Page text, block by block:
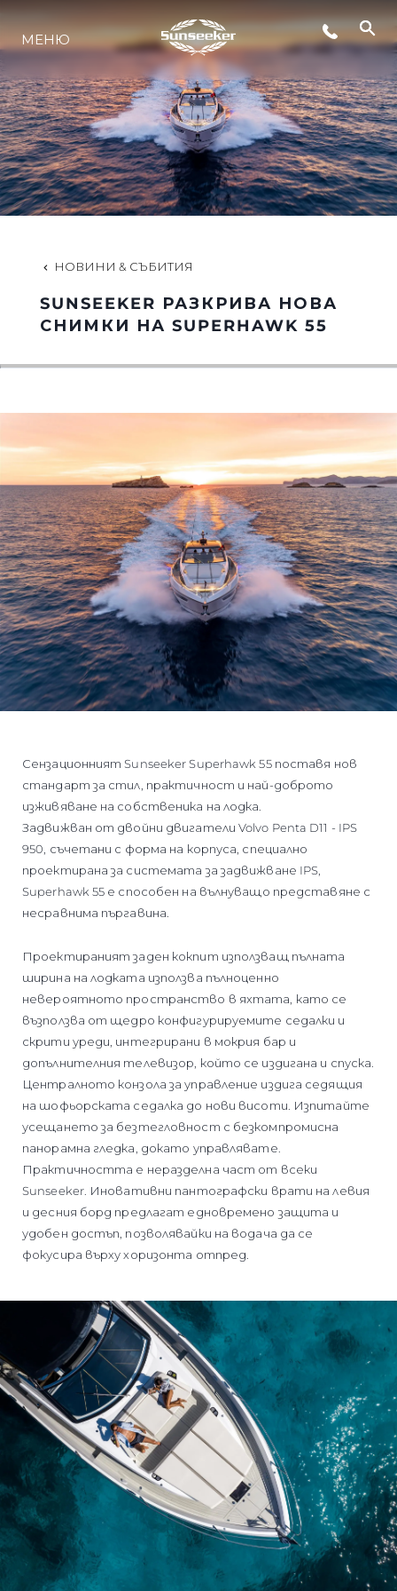
ЛАЙФСТАЙЛ
ИНОВАЦИЯ
КОМПАНИЯТА
ЕКИПЪТ
НАСЛЕДСТВО
МЕНЮ
НОВИНИ & СЪБИТИЯ
SUNSEEKER РАЗКРИВА НОВА
СНИМКИ НА SUPERHAWK 55
Сензационният Sunseeker Superhawk 55 поставя нов
стандарт за стил, практичност и най-доброто
изживяване на собственика на лодка.
Задвижван от двойни двигатели Volvo Penta D11 - IPS
950, съчетани с форма на корпуса, специално
проектирана за системата за задвижване IPS,
Superhawk 55 е способен на вълнуващо представяне с
несравнима пъргавина.
Проектираният заден кокпит използващ пълната
ширина на лодката използва пълноценно
невероятното пространство в яхтата, като се
възползва от щедро конфигурируемите седалки и
скрити уреди, интегрирани в мокрия бар и
допълнителния телевизор, който се издигана и спуска.
Централното конзола за управление издига седящия
на шофьорската седалка до нови висоти. Изпитайте
усещането за безтегловност с безкомпромисна
панорамна гледка, докато управлявате.
Практичността е неразделна част от всеки
Sunseeker. Иновативни пантографски врати на левия
и десния борд предлагат едновремено защита и
удобен достъп, позволявайки на водача да се
фокусира върху хоризонта отпред.